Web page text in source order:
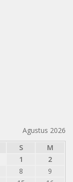
Agustus 2026
S
M
1
2
8
9